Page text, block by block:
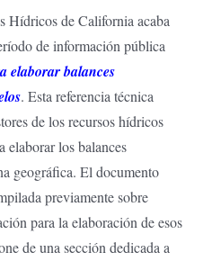
Hídricos de California acaba
de información pública
elaborar balances
. Esta referencia técnica
de los recursos hídricos
elaborar los balances
geográfica. El documento
previamente sobre
para la elaboración de esos
de una sección dedicada a